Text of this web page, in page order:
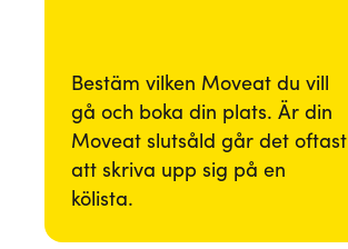
Bestäm vilken Moveat du vill
gå och boka din plats. Är din
Moveat slutsåld går det oftast
att skriva upp sig på en
kölista.